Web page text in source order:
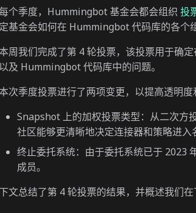
个季度，Hummingbot 基金会都会组织 投
定基金会如何在 Hummingbot 代码库的各个
周我们完成了第 4 轮投票，该投票用于确
以及 Hummingbot 代码库中的问题。
次季度投票进行了两项变更，以提高透明度
Snapshot 上的加权投票类型：从二次
社区能够更清晰地决定连接器和策略进入
终止委托系统：由于委托系统已于 2023
成员。
下文总结了第 4 轮投票的结果，并概述我们在